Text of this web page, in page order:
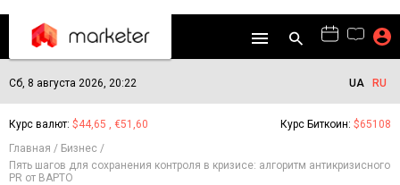
Сб, 8 августа 2026, 20:22 UA RU
Курс валют: $44,65 , €51,60 Курс Биткоин: $65108
Главная
Бизнес
Пять шагов для сохранения контроля в кризисе: алгоритм антикризисного
PR от ВАРТО